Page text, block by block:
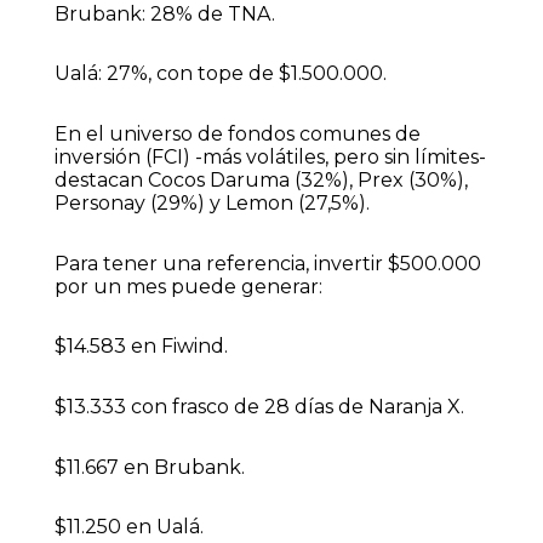
Brubank: 28% de TNA.
Ualá: 27%, con tope de $1.500.000.
En el universo de fondos comunes de
inversión (FCI) -más volátiles, pero sin límites-
destacan Cocos Daruma (32%), Prex (30%),
Personay (29%) y Lemon (27,5%).
Para tener una referencia, invertir $500.000
por un mes puede generar:
$14.583 en Fiwind.
$13.333 con frasco de 28 días de Naranja X.
$11.667 en Brubank.
$11.250 en Ualá.